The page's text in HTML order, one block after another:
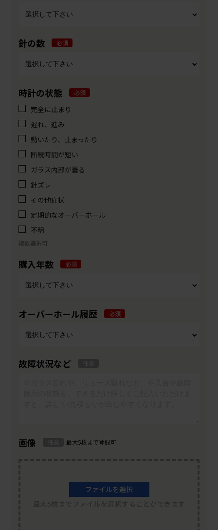
針の数 必須
時計の状態 必須
完全に止まり
遅れ、進み
動いたり、止まったり
断続時間が短い
ガラス内部が曇る
針ズレ
その他症状
定期的なオーバーホール
不明
複数選択可
購入年数 必須
オーバーホール履歴 必須
故障状況など
画像 最大5枚まで登録可
ファイルを選択